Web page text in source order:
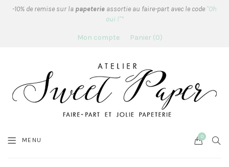
-10% de remise sur la papeterie assortie au faire-part avec le code "Oh
oui !"*
Mon compte Panier 0
MENU Cart
0